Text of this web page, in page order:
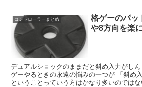
コントローラーまとめ
格ゲーのパッ
や8方向を楽
デュアルショックのままだと斜め入力がし
ゲーやるときの永遠の悩みの一つが 「斜め入力がめっちゃし辛い」
ということっていう方はかなり多いのではな